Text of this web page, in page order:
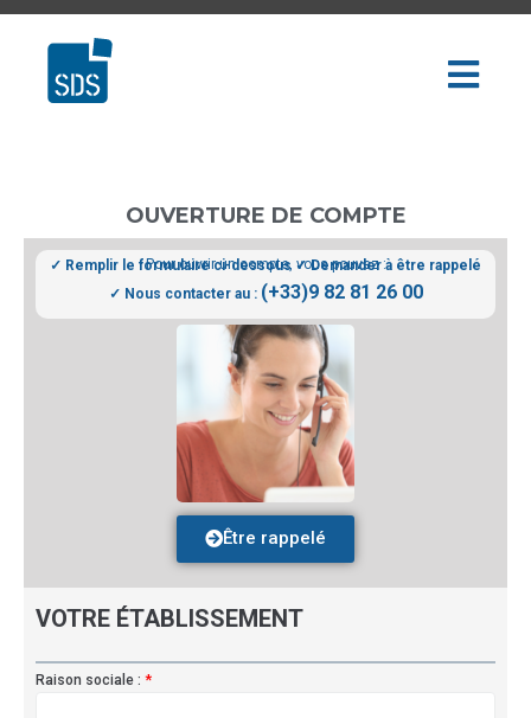
OUVERTURE DE COMPTE
Pour ouvrir un compte, vous pouvez :
✓ Remplir le formulaire ci-dessous ✓ Demander à être rappelé
✓ Nous contacter au : (+33)9 82 81 26 00
Être rappelé
VOTRE ÉTABLISSEMENT
Raison sociale : *